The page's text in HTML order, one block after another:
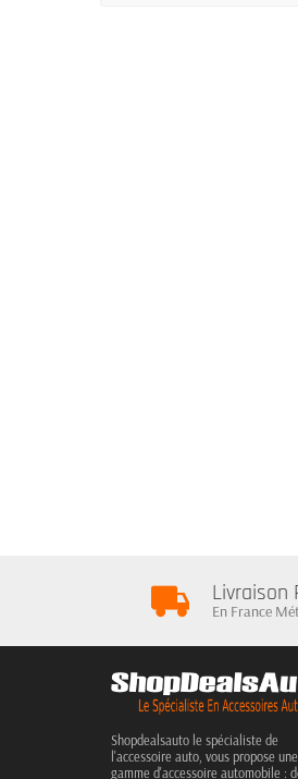
Livraison
En France
Shopdealsauto le spécialiste de
l'accessoire auto, vous propose
gamme d'accessoire automobile :